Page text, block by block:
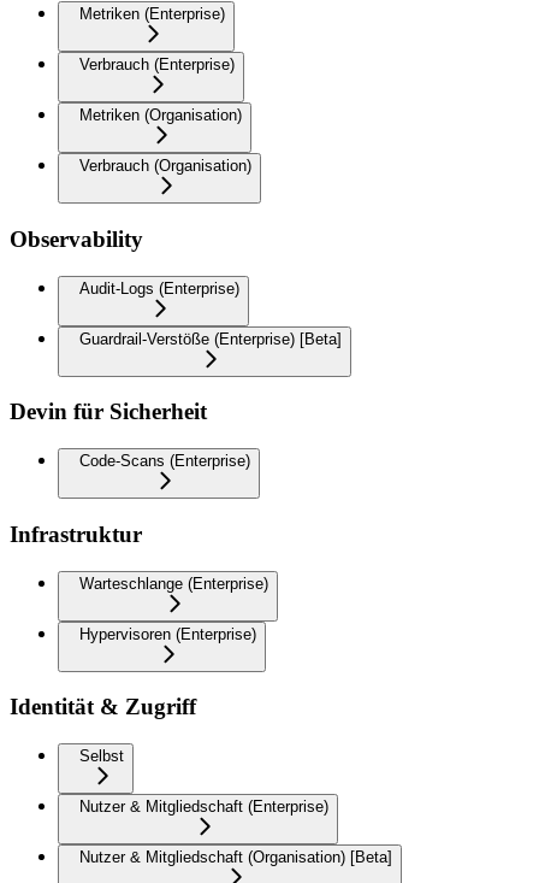
Metriken (Enterprise)
Verbrauch (Enterprise)
Metriken (Organisation)
Verbrauch (Organisation)
Observability
Audit-Logs (Enterprise)
Guardrail-Verstöße (Enterprise) [Beta]
Devin für Sicherheit
Code-Scans (Enterprise)
Infrastruktur
Warteschlange (Enterprise)
Hypervisoren (Enterprise)
Identität & Zugriff
Selbst
Nutzer & Mitgliedschaft (Enterprise)
Nutzer & Mitgliedschaft (Organisation) [Beta]